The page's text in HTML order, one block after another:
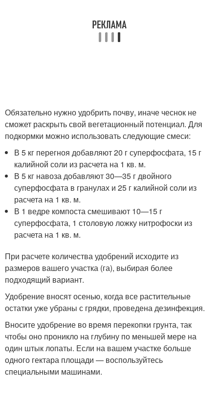
Обязательно нужно удобрить почву, иначе чеснок не
сможет раскрыть свой вегетационный потенциал. Для
подкормки можно использовать следующие смеси:
В 5 кг перегноя добавляют 20 г суперфосфата, 15 г
калийной соли из расчета на 1 кв. м.
В 5 кг навоза добавляют 30—35 г двойного
суперфосфата в гранулах и 25 г калийной соли из
расчета на 1 кв. м.
В 1 ведре компоста смешивают 10—15 г
суперфосфата, 1 столовую ложку нитрофоски из
расчета на 1 кв. м.
При расчете количества удобрений исходите из
размеров вашего участка (га), выбирая более
подходящий вариант.
Удобрение вносят осенью, когда все растительные
остатки уже убраны с грядки, проведена дезинфекция.
Вносите удобрение во время перекопки грунта, так
чтобы оно проникло на глубину по меньшей мере на
один штык лопаты. Если на вашем участке больше
одного гектара площади — воспользуйтесь
специальными машинами.